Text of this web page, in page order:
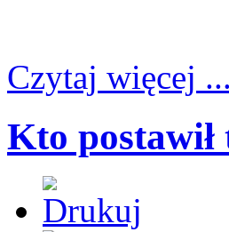
Czytaj więcej ...
Kto